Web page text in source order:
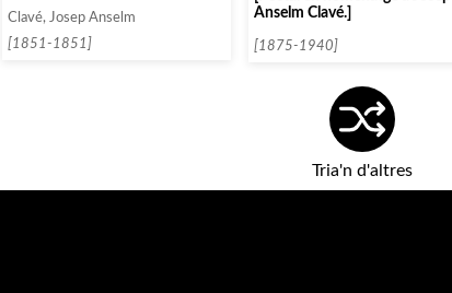
banda militar, con algunas
observaciones, acerca el modo
de escribirlos, y estension de las
Clavé, Josep Anselm
[1851-1851]
Anselm Clavé.]
[1875-1940]
Tria'n d'altres